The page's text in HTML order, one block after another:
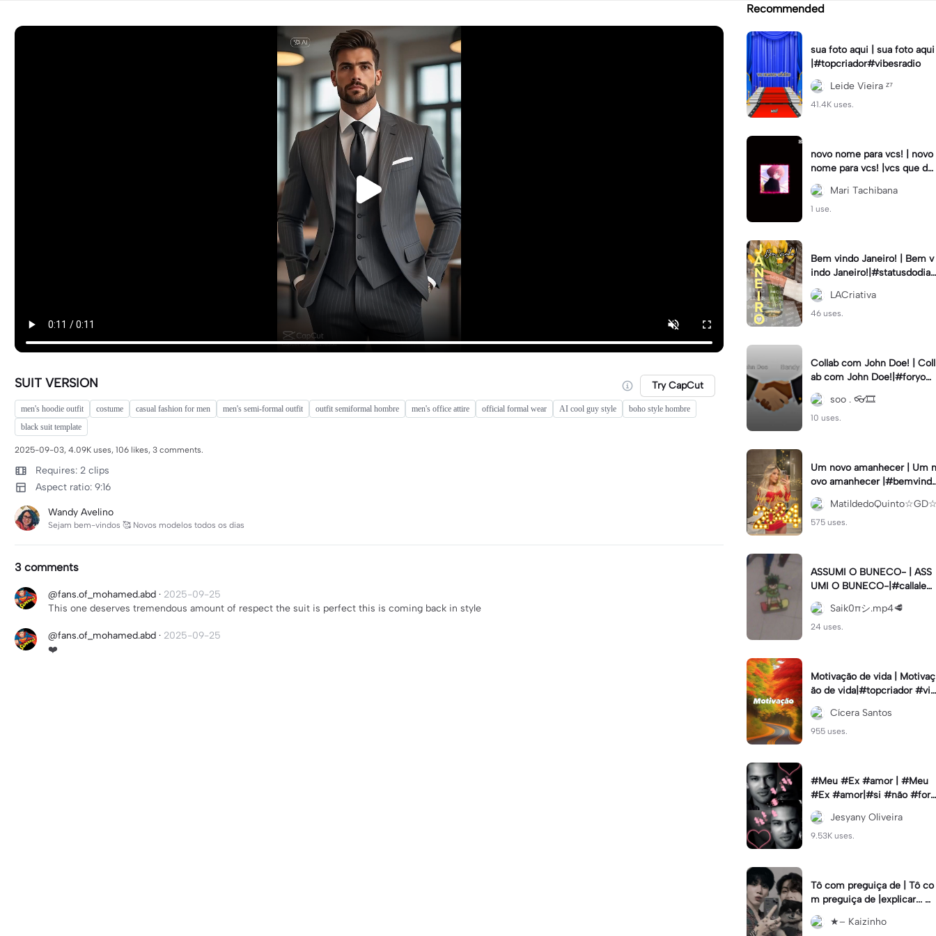
SUIT VERSION Try CapCut
men's hoodie outfit costume casual fashion for men men's semi-formal outfit outfit semiformal hombre men's office attire official formal wear AI cool guy style
boho style hombre
black suit template
2025-09-03, 4.09K uses, 106 likes, 3 comments.
Requires: 2 clips
Aspect ratio: 9:16
Wandy Avelino
Sejam bem-vindos 🥰 Novos modelos todos os dias
3 comments
@fans.of_mohamed.abd · 2025-09-25
This one deserves tremendous amount of respect the suit is perfect this is coming back in style
@fans.of_mohamed.abd · 2025-09-25
❤️
Recommended
sua foto aqui | sua foto aqui
|#topcriador#vibesradio
Leide Vieira ᶻ⁷
41.4K uses.
novo nome para vcs! | novo
nome para vcs! |vcs que de
cidem! :3 #tokyo_revenger
s #hinatatachibana
Mari Tachibana
1 use.
Bem vindo Janeiro! | Bem v
indo Janeiro!|#statusdodia
#bemvindojaneiro #rumoa
otop #bemvindo2024
LACriativa
46 uses.
Collab com John Doe! | Coll
ab com John Doe!|#foryou
#trend #viral #xyzbca #sm
tbendysoo . 👓🎞️
10 uses.
Um novo amanhecer | Um n
ovo amanhecer
2024#fimdeano
575 uses.
ASSUMI O BUNECO- | ASS
UMI O BUNECO-|#callaleat
ória#meme#modelo#viral
#fypcapcut🔥🔥🔥
Saik0πシ︎.mp4🥩
24 uses.
Motivação de vida | Motivaç
ão de vida|#topcriador #vib
esmotiva
Cícera Santos
955 uses.
#Meu #Ex #amor | #Meu
#Ex #amor|#si #não #for
#pedir #muito
Jesyany Oliveira
9.53K uses.
Tô com preguiça de | Tô co
m preguiça de |explicar... #
Cabelorosa
★– Kaizinho